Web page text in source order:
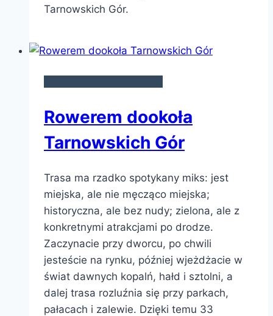
Tarnowskich Gór.
Rowerem dookoła
Tarnowskich Gór
Trasa ma rzadko spotykany miks: jest
miejska, ale nie męcząco miejska;
historyczna, ale bez nudy; zielona, ale z
konkretnymi atrakcjami po drodze.
Zaczynacie przy dworcu, po chwili
jesteście na rynku, później wjeżdżacie w
świat dawnych kopalń, hałd i sztolni, a
dalej trasa rozluźnia się przy parkach,
pałacach i zalewie. Dzięki temu 33